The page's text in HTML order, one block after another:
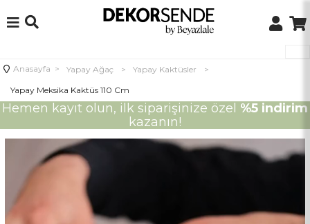
Anasayfa > Yapay Ağaç > Yapay Kaktüsler
>
Yapay Meksika Kaktüs 110 Cm
Hemen kayıt olun, ilk siparişinize özel %5 indirim
kazanın!